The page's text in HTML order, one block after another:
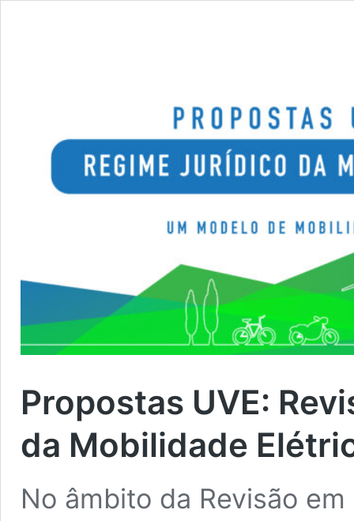
Propostas UVE:
da Mobilidade
No âmbito da Revisão